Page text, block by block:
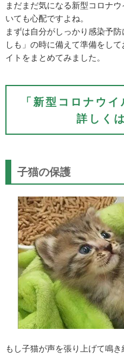
まだまだ気になる新型コロナ
いても心配ですよね。
まずは自分がしっかり感染予
しも」の時に備えて準備をし
イトをまとめてみました。
「新型コロナウ
詳しく
子猫の保護
もし子猫が声を張り上げて鳴